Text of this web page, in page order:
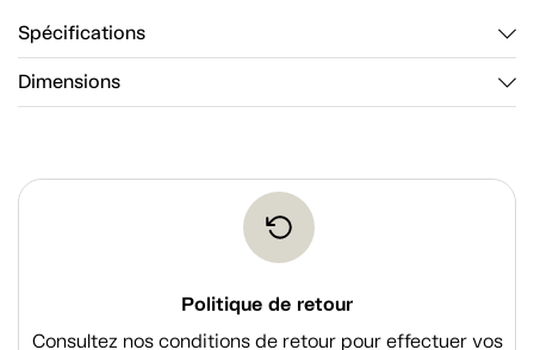
Spécifications
Dimensions
Politique de retour
Consultez nos conditions de retour pour effectuer vos